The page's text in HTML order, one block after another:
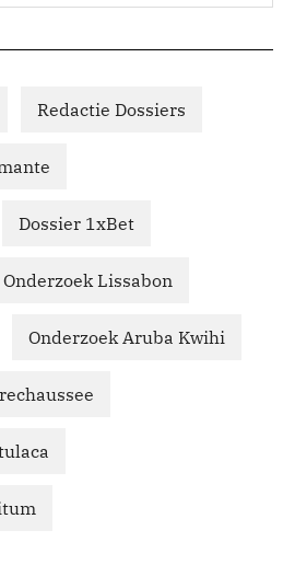
Redactie Dossiers
Dossier 1xBet
Onderzoek Lissabon
Onderzoek Aruba Kwihi